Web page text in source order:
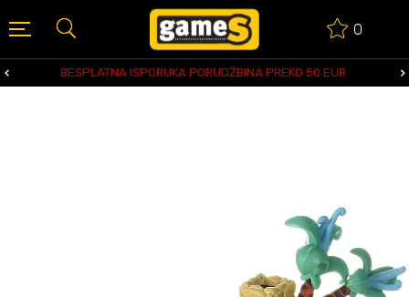
0
BESPLATNA ISPORUKA PORUDŽBINA PREKO 50 EUR